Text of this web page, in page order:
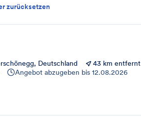
zurücksetzen
Deutschland
43 km entfernt
Angebot abzugeben bis 12.08.2026